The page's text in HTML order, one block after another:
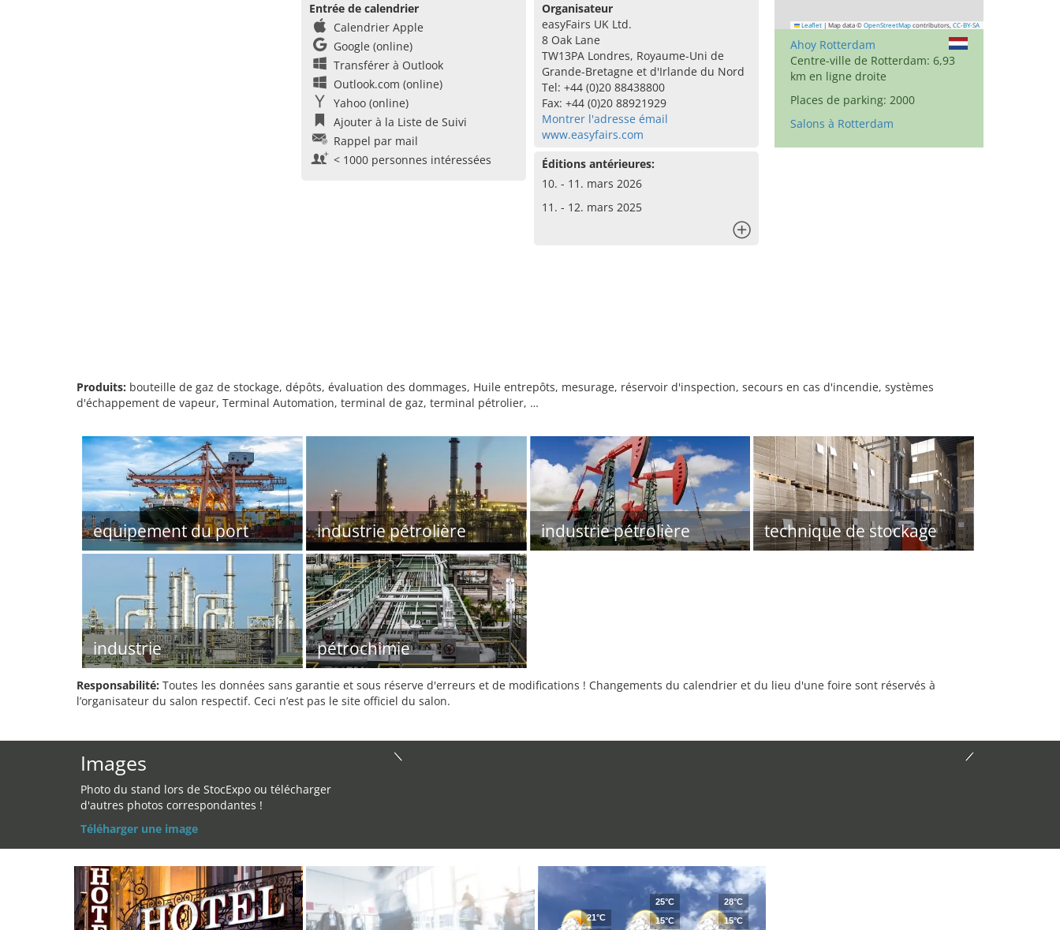
Entrée de calendrier
Calendrier Apple
Google (online)
Transférer à Outlook
Outlook.com (online)
Yahoo (online)
Ajouter à la Liste de Suivi
Rappel par mail
< 1000 personnes intéressées
Organisateur
easyFairs UK Ltd.
8 Oak Lane
TW13PA Londres, Royaume-Uni de
Grande-Bretagne et d'Irlande du Nord
Tel: +44 (0)20 88438800
Fax: +44 (0)20 88921929
Montrer l'adresse émail
www.easyfairs.com
Éditions antérieures:
10. - 11. mars 2026
11. - 12. mars 2025
Leaflet | Map data © OpenStreetMap contributors, CC-BY-SA
Ahoy Rotterdam
Centre-ville de Rotterdam: 6,93
km en ligne droite
Places de parking: 2000
Salons à Rotterdam
Produits: bouteille de gaz de stockage, dépôts, évaluation des dommages, Huile entrepôts, mesurage, réservoir d'inspection, secours en cas d'incendie, systèmes
d'échappement de vapeur, Terminal Automation, terminal de gaz, terminal pétrolier, …
equipement du port industrie pétrolière industrie pétrolière technique de stockage
industrie pétrochimie
Responsabilité: Toutes les données sans garantie et sous réserve d'erreurs et de modifications ! Changements du calendrier et du lieu d'une foire sont réservés à
l’organisateur du salon respectif. Ceci n’est pas le site officiel du salon.
Images
Photo du stand lors de StocExpo ou télécharger
d'autres photos correspondantes !
Téléharger une image
21°C
25°C
15°C
28°C
15°C